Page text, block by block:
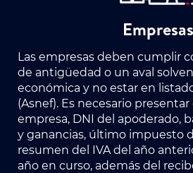
Empresas
Las empresas deben cumplir
de antigüedad o un aval
económica y no estar en
(Asnef). Es necesario presentar
empresa, DNI del apoderado,
y ganancias, último impuesto
resumen del IVA del año
año en curso, además del